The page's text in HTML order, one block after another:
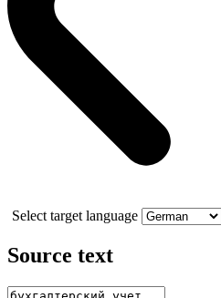
Select target language
Source text